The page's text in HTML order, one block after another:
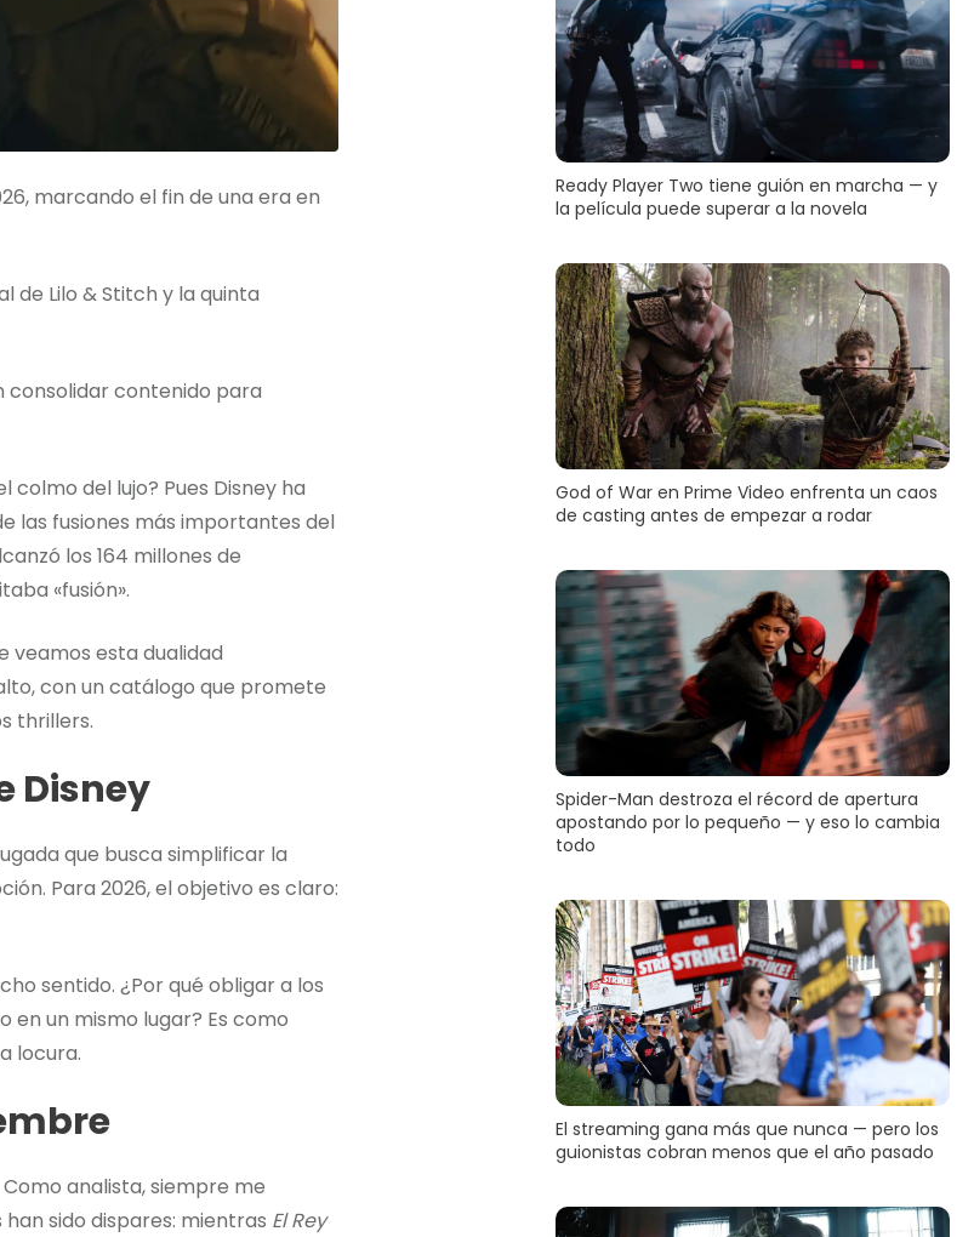
marcando el fin de una era en
de Lilo & Stitch y la quinta
consolidar contenido para
del lujo? Pues Disney ha
las fusiones más importantes del
los 164 millones de
«fusión».
veamos esta dualidad
con un catálogo que promete
thrillers.
Disney
que busca simplificar la
Para 2026, el objetivo es claro:
sentido. ¿Por qué obligar a los
un mismo lugar? Es como
locura.
Como analista, siempre me
sido dispares: mientras El Rey
Ready Player Two tiene guión en marcha — y
la película puede superar a la novela
God of War en Prime Video enfrenta un caos
de casting antes de empezar a rodar
Spider-Man destroza el récord de apertura
apostando por lo pequeño — y eso lo cambia
todo
El streaming gana más que nunca — pero los
guionistas cobran menos que el año pasado